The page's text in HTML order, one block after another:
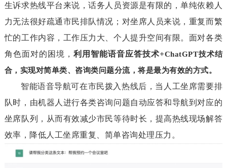
生诉求热线平台来说，话务人员资源是有限的，单纯依赖人
力无法很好疏通市民排队情况；对坐席人员来说，重复而繁
忙的工作内容，工作压力大、个人提升空间有限。面对各类
角色面对的困境， 利用智能语音应答技术+ChatGPT技术结
合，实现对简单类、咨询类问题分流，将是最为有效的方式。
智能语音导航可在市民拨入热线后，当人工坐席需要排
队时，由机器人进行各类咨询问题自动应答和导航到对应的
坐席队列，从而有效减少市民等待时长，提高热线现场解答
效率，降低人工坐席重复、简单咨询处理压力。